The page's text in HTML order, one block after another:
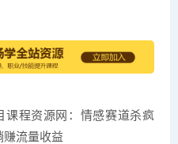
课程资源网：情感赛道杀疯
赚流量收益